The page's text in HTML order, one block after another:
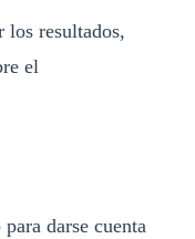
los resultados,
el
darse cuenta